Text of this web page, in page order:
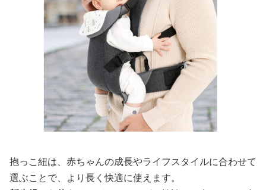
抱っこ紐は、赤ちゃんの成長やライフスタイルに合わせて
選ぶことで、より長く快適に使えます。